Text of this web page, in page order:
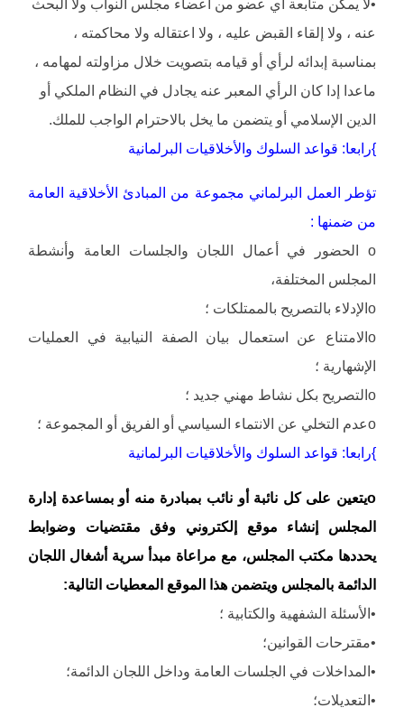
•لا يمكن متابعة أي عضو من أعضاء مجلس النواب ولا البحث
عنه ، ولا إلقاء القبض عليه ، ولا اعتقاله ولا محاكمته ،
بمناسبة إبدائه لرأي أو قيامه بتصويت خلال مزاولته لمهامه ،
ماعدا إدا كان الرأي المعبر عنه يجادل في النظام الملكي أو
الدين الإسلامي أو يتضمن ما يخل بالاحترام الواجب للملك.
}رابعا: قواعد السلوك والأخلاقيات البرلمانية
تؤطر العمل البرلماني مجموعة من المبادئ الأخلاقية العامة
من ضمنها :
o الحضور في أعمال اللجان والجلسات العامة وأنشطة
المجلس المختلفة،
oالإدلاء بالتصريح بالممتلكات ؛
oالامتناع عن استعمال بيان الصفة النيابية في العمليات
الإشهارية ؛
oالتصريح بكل نشاط مهني جديد ؛
oعدم التخلي عن الانتماء السياسي أو الفريق أو المجموعة ؛
}رابعا: قواعد السلوك والأخلاقيات البرلمانية
oيتعين على كل نائبة أو نائب بمبادرة منه أو بمساعدة إدارة
المجلس إنشاء موقع إلكتروني وفق مقتضيات وضوابط
يحددها مكتب المجلس، مع مراعاة مبدأ سرية أشغال اللجان
الدائمة بالمجلس ويتضمن هذا الموقع المعطيات التالية:
•الأسئلة الشفهية والكتابية ؛
•مقترحات القوانين؛
•المداخلات في الجلسات العامة وداخل اللجان الدائمة؛
•التعديلات؛